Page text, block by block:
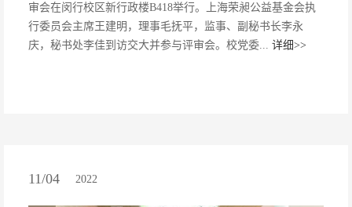
审会在闵行校区新行政楼B418举行。上海荣昶公益基金会执
行委员会主席王建明，理事毛抚平，监事、副秘书长李永
庆，秘书处李佳到访交大并参与评审会。校党委... 详细>>
11/04 2022